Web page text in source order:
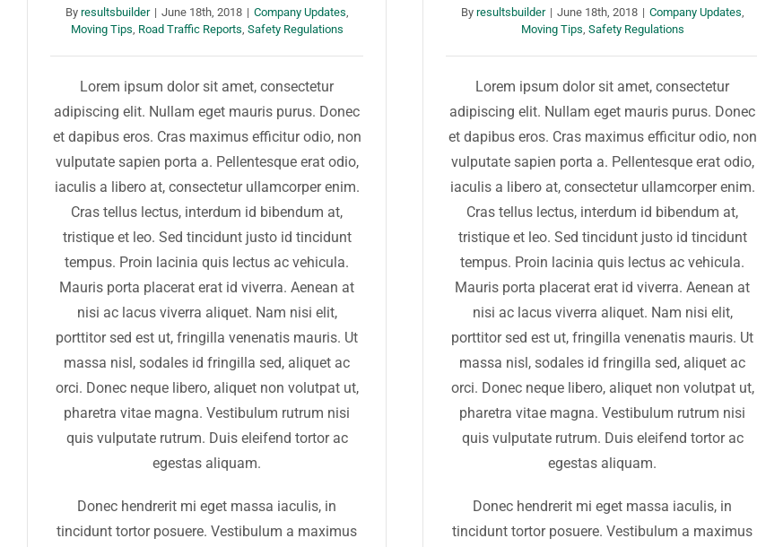
By resultsbuilder | June 18th, 2018 | Company Updates,
Moving Tips, Road Traffic Reports, Safety Regulations
Lorem ipsum dolor sit amet, consectetur
adipiscing elit. Nullam eget mauris purus. Donec
et dapibus eros. Cras maximus efficitur odio, non
vulputate sapien porta a. Pellentesque erat odio,
iaculis a libero at, consectetur ullamcorper enim.
Cras tellus lectus, interdum id bibendum at,
tristique et leo. Sed tincidunt justo id tincidunt
tempus. Proin lacinia quis lectus ac vehicula.
Mauris porta placerat erat id viverra. Aenean at
nisi ac lacus viverra aliquet. Nam nisi elit,
porttitor sed est ut, fringilla venenatis mauris. Ut
massa nisl, sodales id fringilla sed, aliquet ac
orci. Donec neque libero, aliquet non volutpat ut,
pharetra vitae magna. Vestibulum rutrum nisi
quis vulputate rutrum. Duis eleifend tortor ac
egestas aliquam.
Donec hendrerit mi eget massa iaculis, in
tincidunt tortor posuere. Vestibulum a maximus
By resultsbuilder | June 18th, 2018 | Company Updates,
Moving Tips, Safety Regulations
Lorem ipsum dolor sit amet, consectetur
adipiscing elit. Nullam eget mauris purus. Donec
et dapibus eros. Cras maximus efficitur odio, non
vulputate sapien porta a. Pellentesque erat odio,
iaculis a libero at, consectetur ullamcorper enim.
Cras tellus lectus, interdum id bibendum at,
tristique et leo. Sed tincidunt justo id tincidunt
tempus. Proin lacinia quis lectus ac vehicula.
Mauris porta placerat erat id viverra. Aenean at
nisi ac lacus viverra aliquet. Nam nisi elit,
porttitor sed est ut, fringilla venenatis mauris. Ut
massa nisl, sodales id fringilla sed, aliquet ac
orci. Donec neque libero, aliquet non volutpat ut,
pharetra vitae magna. Vestibulum rutrum nisi
quis vulputate rutrum. Duis eleifend tortor ac
egestas aliquam.
Donec hendrerit mi eget massa iaculis, in
tincidunt tortor posuere. Vestibulum a maximus